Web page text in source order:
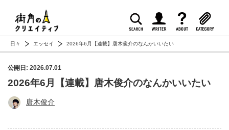
日々 エッセイ 2026年6月【連載】唐木俊介のなんかいいたい
公開日: 2026.07.01
2026年6月【連載】唐木俊介のなんかいいたい
唐木俊介